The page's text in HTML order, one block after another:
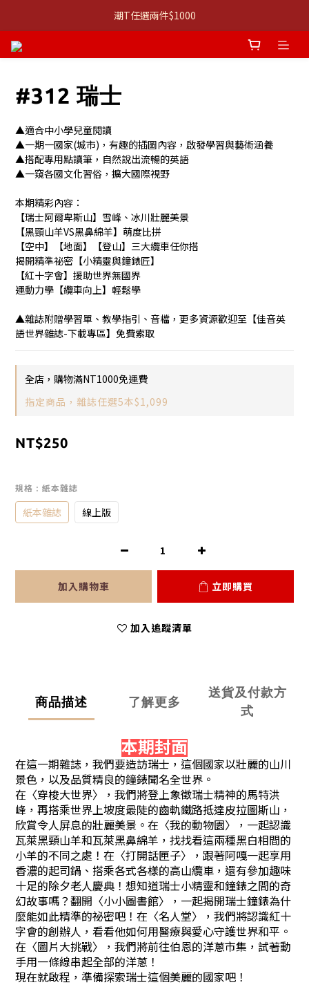
👚 經典 3 件組：⭐680 系列 T 恤 ＋ 口說課 ｜組合價 $1,999
潮T任選兩件$1000
👚 經典 3 件組：⭐680 系列 T 恤 ＋ 口說課 ｜組合價 $1,999
#312 瑞士
▲適合中小學兒童閱讀
▲一期一國家(城市)，有趣的插圖內容，啟發學習與藝術涵養
▲搭配專用點讀筆，自然說出流暢的英語
▲一窺各國文化習俗，擴大國際視野
本期精彩內容：
【瑞士阿爾卑斯山】雪峰、冰川壯麗美景
【黑頸山羊VS黑鼻綿羊】萌度比拼
【空中】【地面】【登山】三大纜車任你搭
揭開精準祕密【小精靈與鐘錶匠】
【紅十字會】援助世界無國界
運動力學【纜車向上】輕鬆學
▲雜誌附贈學習單、教學指引、音檔，更多資源歡迎至【佳音英
語世界雜誌-下載專區】免費索取
全店，購物滿NT1000免運費
指定商品，雜誌任選5本$1,099
NT$250
規格 : 紙本雜誌
紙本雜誌 線上版
加入購物車 立即購買
加入追蹤清單
商品描述 了解更多
送貨及付款方
式
本期封面
在這一期雜誌，我們要造訪瑞士，這個國家以壯麗的山川
景色，以及品質精良的鐘錶聞名全世界。
在〈穿梭大世界〉，我們將登上象徵瑞士精神的馬特洪
峰，再搭乘世界上坡度最陡的齒軌鐵路抵達皮拉圖斯山，
欣賞令人屏息的壯麗美景。在〈我的動物園〉，一起認識
瓦萊黑頸山羊和瓦萊黑鼻綿羊，找找看這兩種黑白相間的
小羊的不同之處！在〈打開話匣子〉，跟著阿嘎一起享用
香濃的起司鍋、搭乘各式各樣的高山纜車，還有參加趣味
十足的除夕老人慶典！想知道瑞士小精靈和鐘錶之間的奇
幻故事嗎？翻開〈小小圖書館〉，一起揭開瑞士鐘錶為什
麼能如此精準的祕密吧！在〈名人堂〉，我們將認識紅十
字會的創辦人，看看他如何用醫療與愛心守護世界和平。
在〈圖片大挑戰〉，我們將前往伯恩的洋蔥市集，試著動
手用一條線串起全部的洋蔥！
現在就啟程，準備探索瑞士這個美麗的國家吧！